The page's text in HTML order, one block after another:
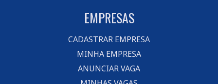
EMPRESAS
CADASTRAR EMPRESA
MINHA EMPRESA
ANUNCIAR VAGA